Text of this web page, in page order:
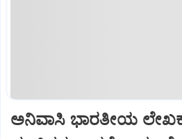
ಅನಿವಾಸಿ ಭಾರತೀಯ